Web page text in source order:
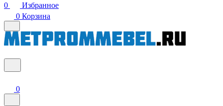
0
Избранное
0 Корзина
0